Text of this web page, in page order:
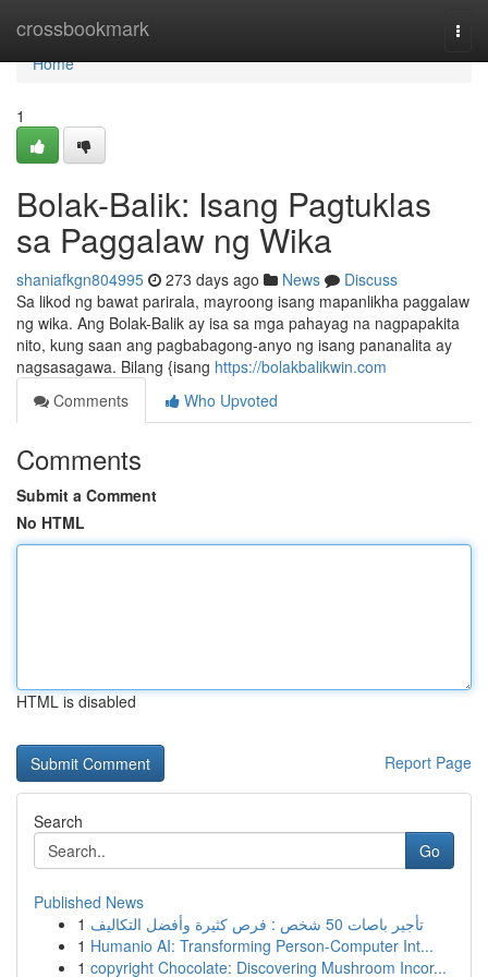
crossbookmark
Home
Home
1
Bolak-Balik: Isang Pagtuklas
sa Paggalaw ng Wika
shaniafkgn804995 273 days ago News
Discuss
Sa likod ng bawat parirala, mayroong isang mapanlikha paggalaw
ng wika. Ang Bolak-Balik ay isa sa mga pahayag na nagpapakita
nito, kung saan ang pagbabagong-anyo ng isang pananalita ay
nagsasagawa. Bilang {isang https://bolakbalikwin.com
Comments
Who Upvoted
Comments
Submit a Comment
No HTML
HTML is disabled
Report Page
Search
Go
Published News
1
تأجير باصات 50 شخص : فرص كثيرة وأفضل التكاليف
1 Humanio AI: Transforming Person-Computer Int...
1 copyright Chocolate: Discovering Mushroom Incor...